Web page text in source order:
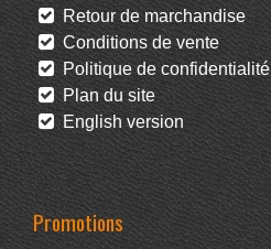
Retour de marchandise
Conditions de vente
Politique de confidentialité
Plan du site
English version
Promotions